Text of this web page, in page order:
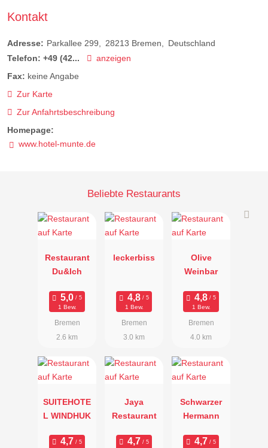
Kontakt
Adresse: Parkallee 299 28213 Bremen
Deutschland
Telefon: +49 (42...
anzeigen
Fax: keine Angabe
Zur Karte
Zur Anfahrtsbeschreibung
Homepage:
www.hotel-munte.de
Beliebte Restaurants
Restaurant
Du&Ich
1 Bew.
Bremen
2.6 km
leckerbiss
1 Bew.
Bremen
3.0 km
Olive
Weinbar
1 Bew.
Bremen
4.0 km
SUITEHOTE
L WINDHUK
Jaya
Restaurant
Schwarzer
Hermann